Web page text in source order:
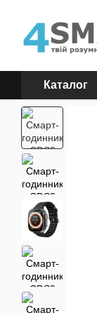
Каталог